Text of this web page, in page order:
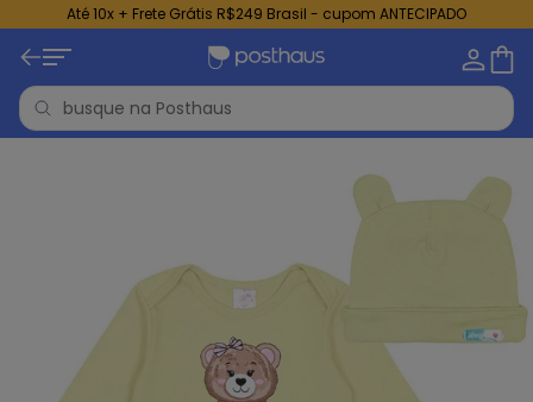
Até 10x + Frete Grátis R$249 Brasil - cupom ANTECIPADO